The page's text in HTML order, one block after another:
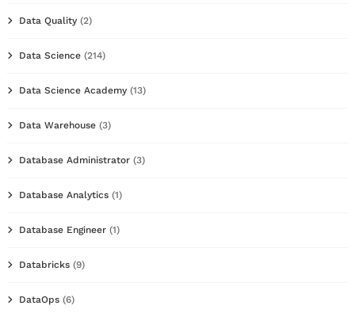
Data Quality (2)
Data Science (214)
Data Science Academy (13)
Data Warehouse (3)
Database Administrator (3)
Database Analytics (1)
Database Engineer (1)
Databricks (9)
DataOps (6)